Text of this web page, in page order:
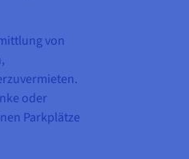
von
oder
Parkplätze